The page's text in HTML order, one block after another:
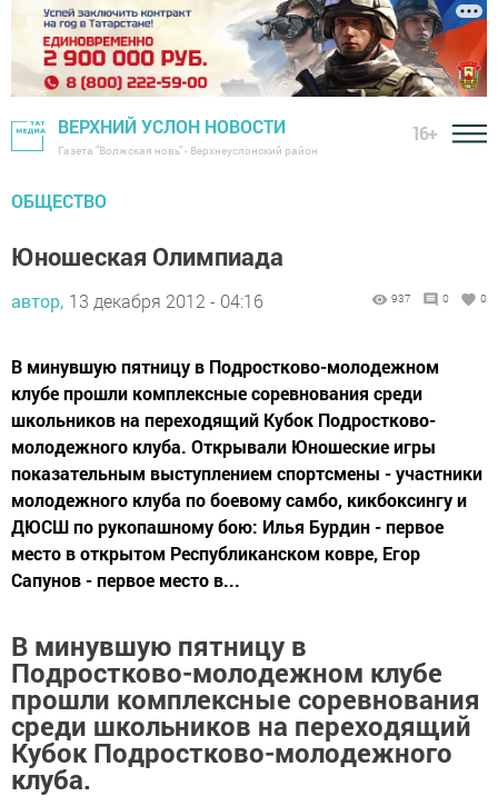
ВЕРХНИЙ УСЛОН НОВОСТИ
Газета "Волжская новь" - Верхнеуслонский район
16+
ОБЩЕСТВО
Юношеская Олимпиада
автор, 13 декабря 2012 - 04:16 937 0 0
В минувшую пятницу в Подростково-молодежном
клубе прошли комплексные соревнования среди
школьников на переходящий Кубок Подростково-
молодежного клуба. Открывали Юношеские игры
показательным выступлением спортсмены - участники
молодежного клуба по боевому самбо, кикбоксингу и
ДЮСШ по рукопашному бою: Илья Бурдин - первое
место в открытом Республиканском ковре, Егор
Сапунов - первое место в...
В минувшую пятницу в
Подростково-молодежном клубе
прошли комплексные соревнования
среди школьников на переходящий
Кубок Подростково-молодежного
клуба.